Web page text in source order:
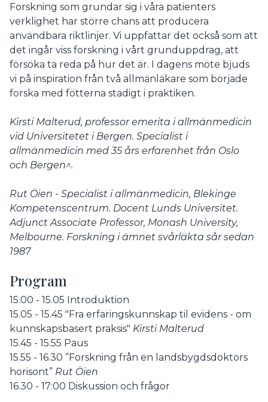
Forskning som grundar sig i våra patienters
verklighet har större chans att producera
användbara riktlinjer. Vi uppfattar det också som att
det ingår viss forskning i vårt grunduppdrag, att
försöka ta reda på hur det är. I dagens möte bjuds
vi på inspiration från två allmänläkare som började
forska med fötterna stadigt i praktiken.
Kirsti Malterud, professor emerita i allmänmedicin
vid Universitetet i Bergen. Specialist i
allmänmedicin med 35 års erfarenhet från Oslo
och Bergen^.
Rut Öien - Specialist i allmänmedicin, Blekinge
Kompetenscentrum. Docent Lunds Universitet.
Adjunct Associate Professor, Monash University,
Melbourne. Forskning i ämnet svårläkta sår sedan
1987
Program
15.00 - 15.05 Introduktion
15.05 - 15.45 "Fra erfaringskunnskap til evidens - om
kunnskapsbasert praksis" Kirsti Malterud
15.45 - 15.55 Paus
15.55 - 16.30 ”Forskning från en landsbygdsdoktors
horisont” Rut Öien
16.30 - 17:00 Diskussion och frågor